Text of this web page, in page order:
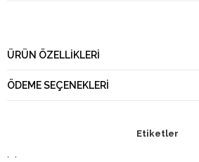
ÜRÜN ÖZELLIKLERI
ÖDEME SEÇENEKLERI
Etiketler